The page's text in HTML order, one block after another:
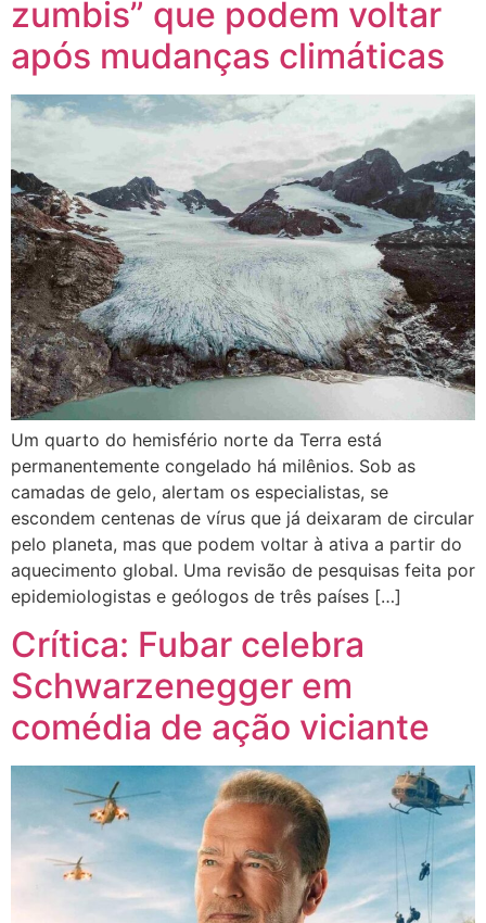
zumbis” que podem voltar
após mudanças climáticas
Um quarto do hemisfério norte da Terra está
permanentemente congelado há milênios. Sob as
camadas de gelo, alertam os especialistas, se
escondem centenas de vírus que já deixaram de circular
pelo planeta, mas que podem voltar à ativa a partir do
aquecimento global. Uma revisão de pesquisas feita por
epidemiologistas e geólogos de três países […]
Crítica: Fubar celebra
Schwarzenegger em
comédia de ação viciante